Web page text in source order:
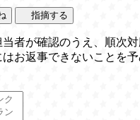
指摘する
者が確認のうえ、順次対
お返事できないことを